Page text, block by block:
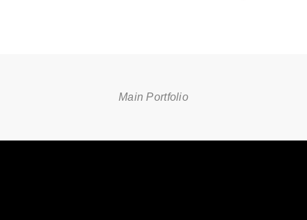
Main Portfolio